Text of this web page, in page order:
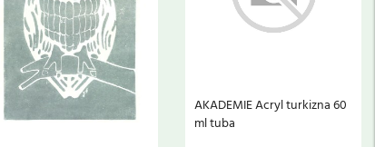
AKADEMIE Acryl turkizna 60
ml tuba